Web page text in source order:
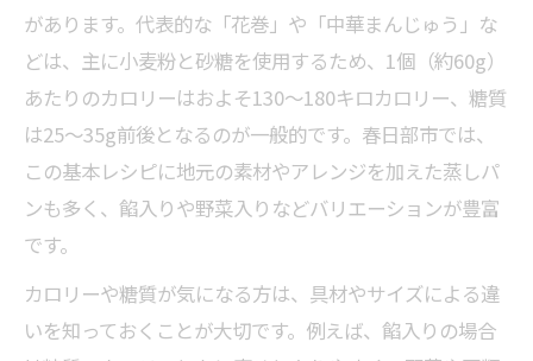
があります。代表的な「花巻」や「中華まんじゅう」な
どは、主に小麦粉と砂糖を使用するため、1個（約60g）
あたりのカロリーはおよそ130〜180キロカロリー、糖質
は25〜35g前後となるのが一般的です。春日部市では、
この基本レシピに地元の素材やアレンジを加えた蒸しパ
ンも多く、餡入りや野菜入りなどバリエーションが豊富
です。
カロリーや糖質が気になる方は、具材やサイズによる違
いを知っておくことが大切です。例えば、餡入りの場合